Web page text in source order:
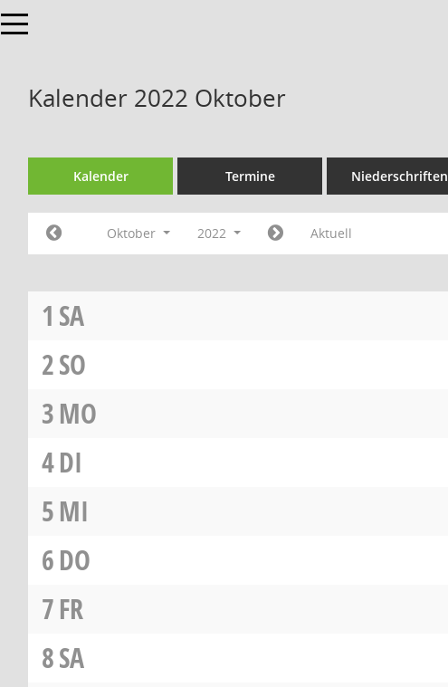
Toggle navigation
Kalender 2022 Oktober
Kalender Termine Niederschriften
Oktober 2022 Aktuell
1 SA
2SO
3MO
4DI
5MI
6DO
7FR
8SA